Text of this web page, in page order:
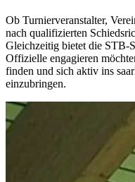
Ob Turnierveranstalter,
nach qualifizierten
Gleichzeitig bietet die STB-
Offizielle engagieren
finden und sich aktiv ins
einzubringen.